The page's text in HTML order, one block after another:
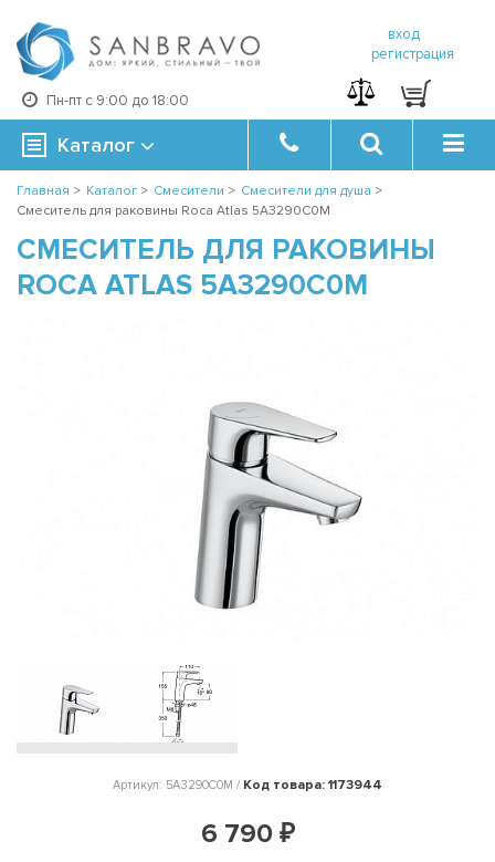
Пн-пт с 9:00 до 18:00
вход
регистрация
Каталог
Главная > Каталог > Смесители > Смесители для душа >
Смеситель для раковины Roca Atlas 5A3290C0M
СМЕСИТЕЛЬ ДЛЯ РАКОВИНЫ
ROCA ATLAS 5A3290C0M
Артикул: 5A3290C0M / Код товара: 1173944
6 790 ₽